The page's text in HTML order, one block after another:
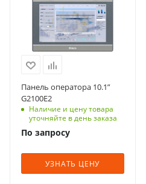
Панель оператора 10.1”
G2100E2
Наличие и цену товара
уточняйте в день заказа
По запросу
УЗНАТЬ ЦЕНУ